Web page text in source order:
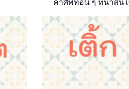
คำศัพท์อื่น ๆ ที่น่าสนใ